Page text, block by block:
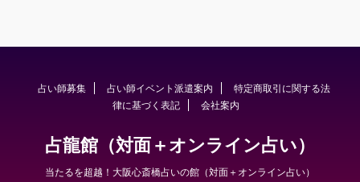
占い師募集 占い師イベント派遣案内
特定商取引に関する法
律に基づく表記
会社案内
占龍館（対面＋オンライン占い）
当たるを超越！大阪心斎橋占いの館（対面＋オンライン占い）